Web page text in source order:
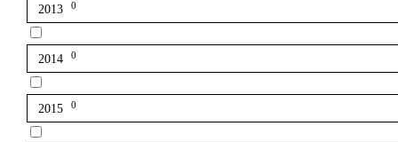
2013 0
2014 0
2015 0